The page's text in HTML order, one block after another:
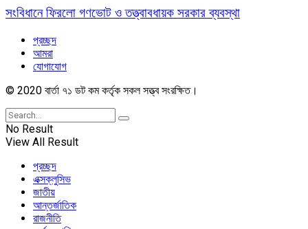
সংবিধানে ফিরলো গণভোট ও তত্ত্বাবধায়ক সরকার ব্যবস্থা
প্রচ্ছদ
আমরা
যোগাযোগ
© 2020 বার্তা ৭১ ডট কম কর্তৃক সকল সত্ত্ব সংরক্ষিত।
No Result
View All Result
প্রচ্ছদ
এক্সক্লুসিভ
জাতীয়
আন্তর্জাতিক
রাজনীতি